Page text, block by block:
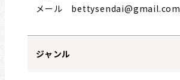
メール bettysendai@gmail.com
ジャンル